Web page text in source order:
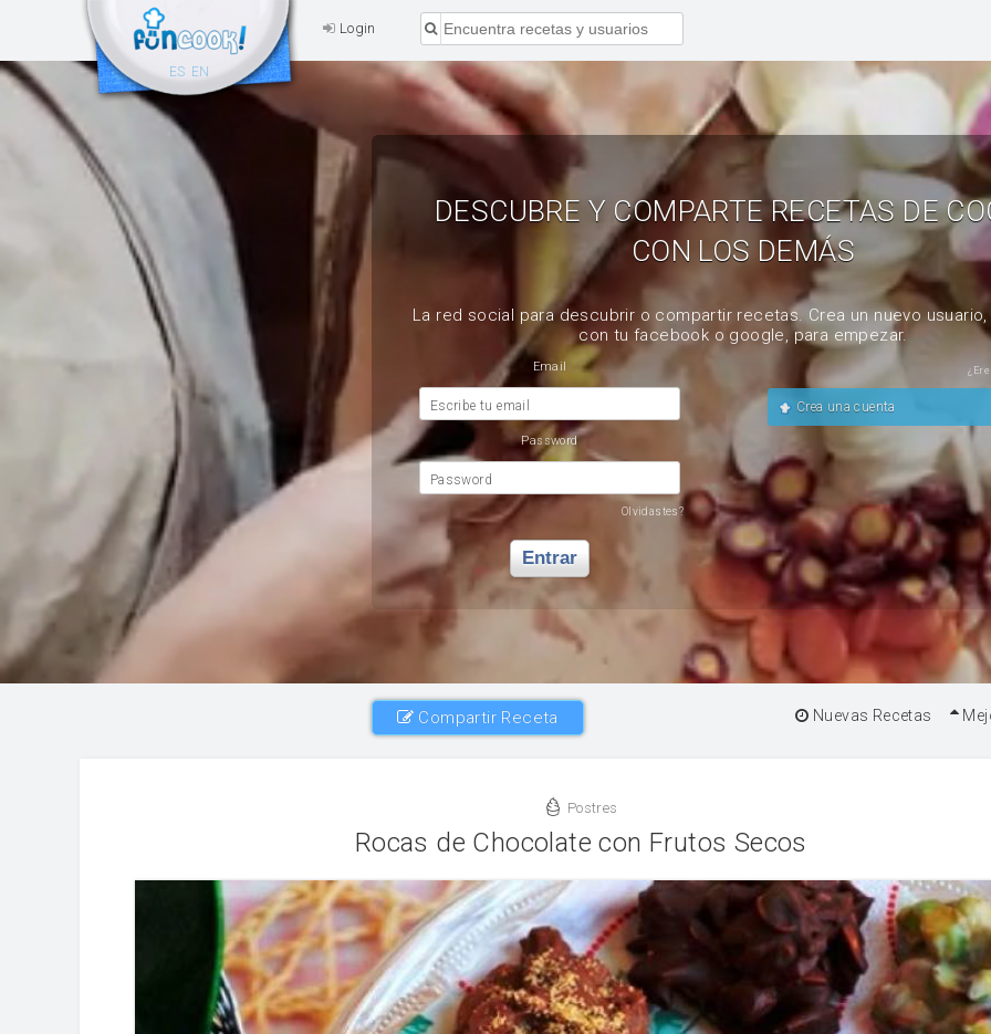
Login
ES EN
DESCUBRE Y COMPARTE RECETAS DE
CON LOS DEMÁS
La red social para descubrir o compartir recetas. Crea un nuevo
con tu facebook o google, para empezar.
Email
Escribe tu email
Password
Password
Olvidastes?
Entrar
Crea una cuenta
Compartir Receta Nuevas Recetas
Postres
Rocas de Chocolate con Frutos Secos